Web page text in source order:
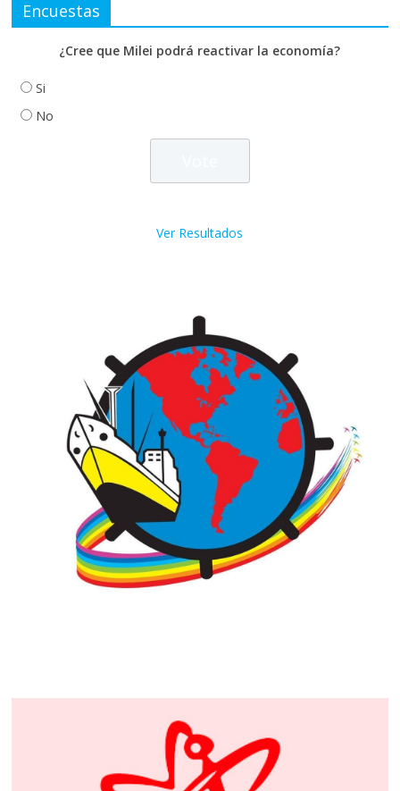
Encuestas
¿Cree que Milei podrá reactivar la economía?
Si
No
Ver Resultados